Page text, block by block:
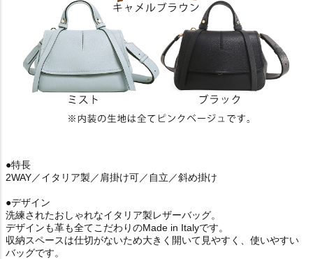
●特長
2WAY／イタリア製／肩掛け可／自立／斜め掛け
●デザイン
洗練されたおしゃれなイタリア製レザーバッグ。
デザインも革も全てこだわりのMade in Italyです。
収納スペースは仕切がないため大きく開いて見やすく、使いやすい
バッグです。